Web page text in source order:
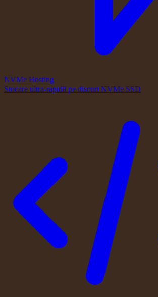
NVMe Hosting
Stocare ultra-rapidă pe discuri NVMe SSD